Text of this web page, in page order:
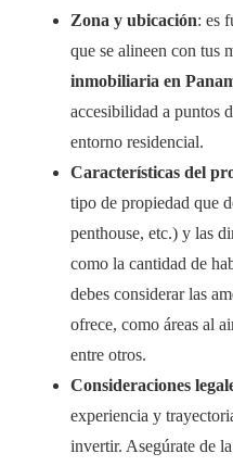
Zona y ubicación: es
que se alineen con tus
inmobiliaria en
accesibilidad a puntos
entorno residencial.
Características del
tipo de propiedad que
penthouse, etc.) y las
como la cantidad de
debes considerar las
ofrece, como áreas al
entre otros.
Consideraciones
experiencia y
invertir. Asegúrate de